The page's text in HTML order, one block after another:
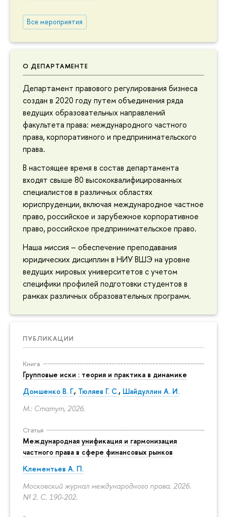
Все мероприятия
О ДЕПАРТАМЕНТЕ
Департамент правового регулирования бизнеса
создан в 2020 году путем объединения ряда
ведущих образовательных направлений
факультета права: международного частного
права, корпоративного и предпринимательского
права.
В настоящее время в состав департамента
входят свыше 80 высококвалифицированных
специалистов в различных областях
юриспруденции, включая международное частное
право, российское и зарубежное корпоративное
право, российское предпринимательское право.
Наша миссия – обеспечение преподавания
юридических дисциплин в НИУ ВШЭ на уровне
ведущих мировых университетов с учетом
специфики профилей подготовки студентов в
рамках различных образовательных программ.
ПУБЛИКАЦИИ
Книга
Групповые иски : теория и практика в динамике
Домшенко В. Г., Тюляев Г. С., Шайдуллин А. И.
М.: Статут, 2026.
Статья
Международная унификация и гармонизация
частного права в сфере финансовых рынков
Клементьев А. П.
Московский журнал международного права. 2026.
№ 2. С. 190-202.